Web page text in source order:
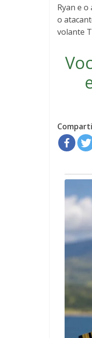
Ryan e
o
volante